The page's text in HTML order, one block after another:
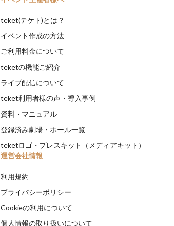
teket(テケト)とは？
イベント作成の方法
ご利用料金について
teketの機能ご紹介
ライブ配信について
teket利用者様の声・導入事例
資料・マニュアル
登録済み劇場・ホール一覧
teketロゴ・プレスキット（メディアキット）
運営会社情報
利用規約
プライバシーポリシー
Cookieの利用について
個人情報の取り扱いについて